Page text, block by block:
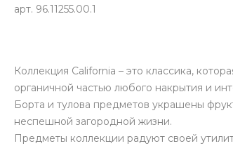
арт. 96.11255.00.1
Коллекция California – это классика,
органичной частью любого накрытия и
Борта и тулова предметов украшены
неспешной загородной жизни.
Предметы коллекции радуют своей